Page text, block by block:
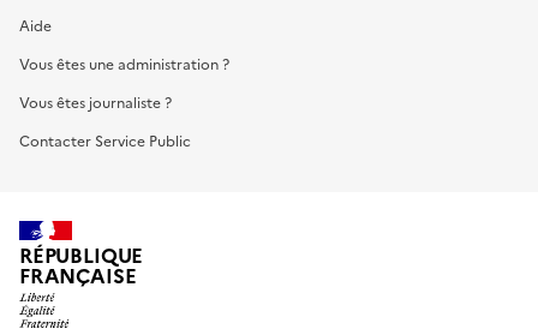
Aide
Vous êtes une administration ?
Vous êtes journaliste ?
Contacter Service Public
RÉPUBLIQUE
FRANÇAISE